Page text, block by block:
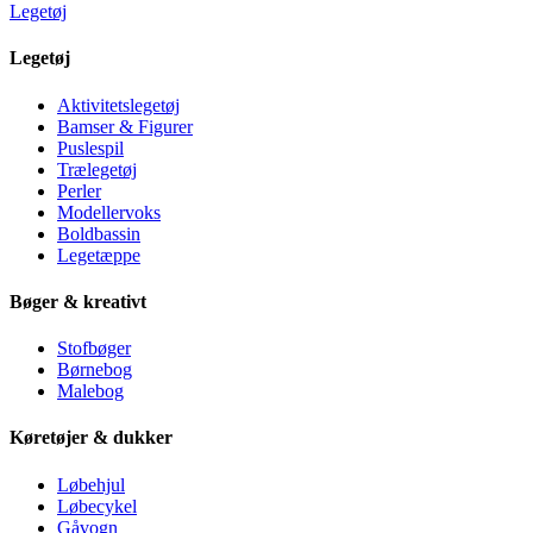
Legetøj
Legetøj
Aktivitetslegetøj
Bamser & Figurer
Puslespil
Trælegetøj
Perler
Modellervoks
Boldbassin
Legetæppe
Bøger & kreativt
Stofbøger
Børnebog
Malebog
Køretøjer & dukker
Løbehjul
Løbecykel
Gåvogn